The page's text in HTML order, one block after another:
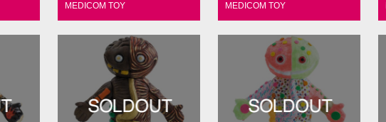
MEDICOM TOY MEDICOM TOY